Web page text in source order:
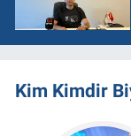
Kim Kimdir